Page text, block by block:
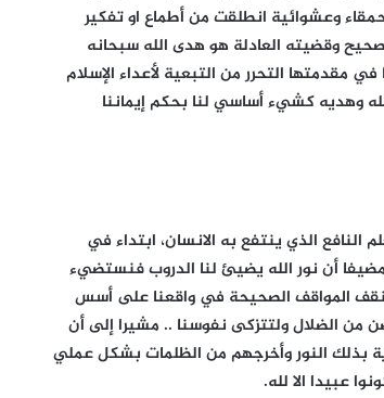
وعشوائية انطلقت من أطماع او تفكير
وقضيته العادلة هو هدى الله سبحانه
مقدمتها التحرر من التبعية لأعداء الإسلام
وهديه كشيء أساسي لنا بحكم إيماننا
الذي ينتفع به الانسان، ابتداء في
أن نور الله يضيئ لنا الدروب فنستضيء
المواقف الصحيحة في واقعنا على أسس
من الضلال ولتتزكى نفوسنا .. مشيرا إلى أن
بذلك النور وأخرجهم من الظلمات بشكل عملي
عبيدا الا لله.